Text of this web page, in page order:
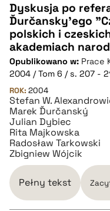
CZYSTY TEKST
pobierz cytat
BIBTEX
pobierz cytat
Dyskusja po
Ďurčansky'ego
polskich i
akademiach
Opublikowano w: Prace
2004 / Tom 6 / s. 207 -
ROK: 2004
Stefan W.
Marek Ďurčanský
Julian Dybiec
Rita Majkowska
Radosław Tarkowski
Zbigniew Wójcik
Pełny tekst